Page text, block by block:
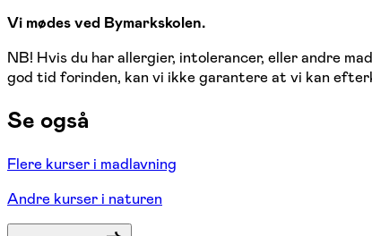
Vi mødes ved Bymarkskolen.
NB! Hvis du har allergier, intolerancer, eller andre
god tid forinden, kan vi ikke garantere at vi kan
Se også
Flere kurser i madlavning
Andre kurser i naturen